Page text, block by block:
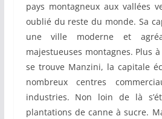
pays montagneux aux vallées
oublié du reste du monde. Sa
une ville moderne et
majestueuses montagnes. Plus
se trouve Manzini, la capitale
nombreux centres
industries. Non loin de là
plantations de canne à sucre.